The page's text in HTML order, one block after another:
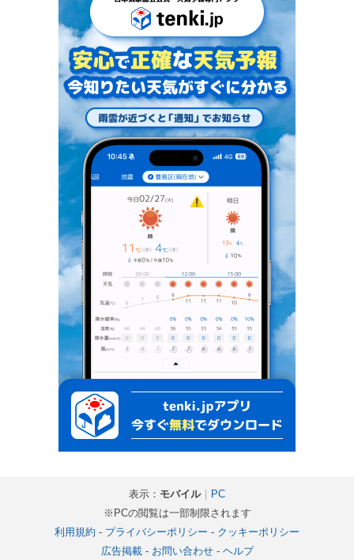
表示： モバイル｜ PC
※PCの閲覧は一部制限されます
利用規約 - プライバシーポリシー - クッキーポリシー
広告掲載- お問い合わせ- ヘルプ